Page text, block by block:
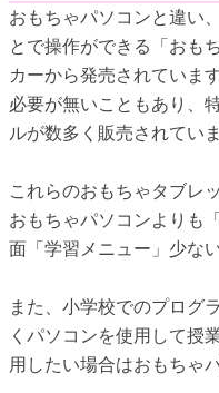
おもちゃパソコンと違い
とで操作ができる「おも
カーから発売されていま
必要が無いこともあり、
ルが数多く販売されていま
これらのおもちゃタブレ
おもちゃパソコンよりも
面「学習メニュー」少な
また、小学校でのプログ
くパソコンを使用して授
用したい場合はおもちゃ